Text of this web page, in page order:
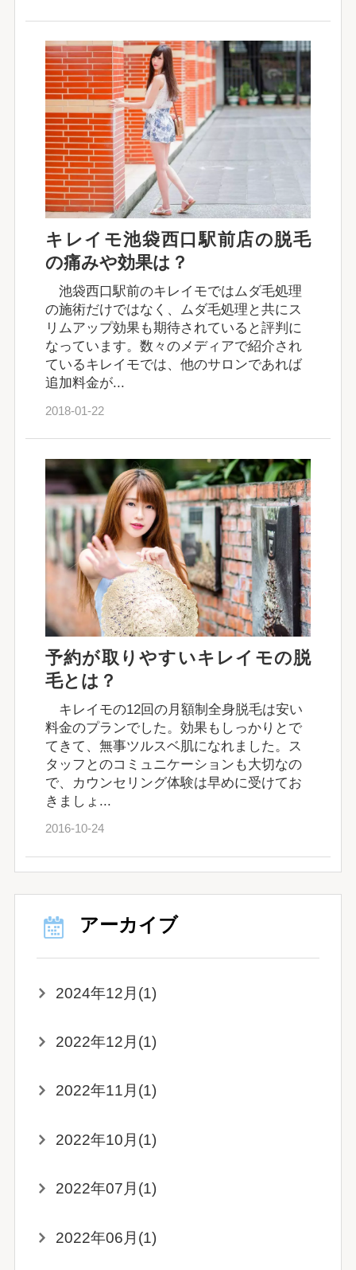
キレイモ池袋西口駅前店の脱毛
の痛みや効果は？
池袋西口駅前のキレイモではムダ毛処理
の施術だけではなく、ムダ毛処理と共にス
リムアップ効果も期待されていると評判に
なっています。数々のメディアで紹介され
ているキレイモでは、他のサロンであれば
追加料金が...
2018-01-22
予約が取りやすいキレイモの脱
毛とは？
キレイモの12回の月額制全身脱毛は安い
料金のプランでした。効果もしっかりとで
てきて、無事ツルスベ肌になれました。ス
タッフとのコミュニケーションも大切なの
で、カウンセリング体験は早めに受けてお
きましょ...
2016-10-24
アーカイブ
2024年12月(1)
2022年12月(1)
2022年11月(1)
2022年10月(1)
2022年07月(1)
2022年06月(1)